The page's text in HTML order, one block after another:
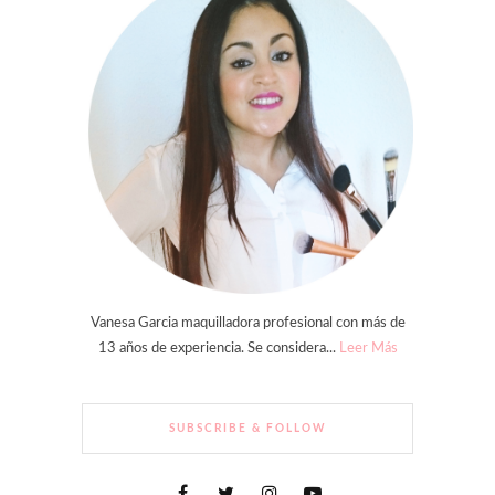
Vanesa Garcia maquilladora profesional con más de
13 años de experiencia. Se considera... Leer Más
SUBSCRIBE & FOLLOW